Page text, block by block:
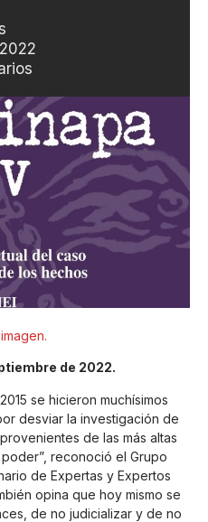
imagen.
de 2022.
se hicieron muchísimos
desviar la investigación de
de las más altas
reconoció el Grupo
de Expertas y Expertos
opina que hoy mismo se
de no judicializar y de no